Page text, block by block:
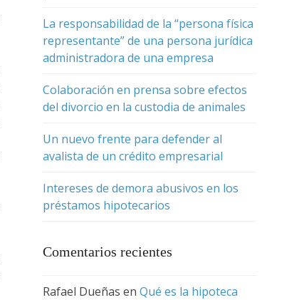
La responsabilidad de la “persona física
representante” de una persona jurídica
administradora de una empresa
Colaboración en prensa sobre efectos
del divorcio en la custodia de animales
Un nuevo frente para defender al
avalista de un crédito empresarial
Intereses de demora abusivos en los
préstamos hipotecarios
Comentarios recientes
Rafael Dueñas en Qué es la hipoteca